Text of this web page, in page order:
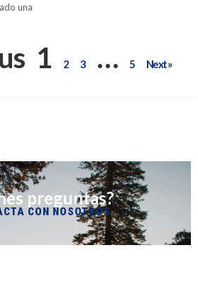
una
1 2 3 … 5 Next »
preguntas?
CON NOSOTROS